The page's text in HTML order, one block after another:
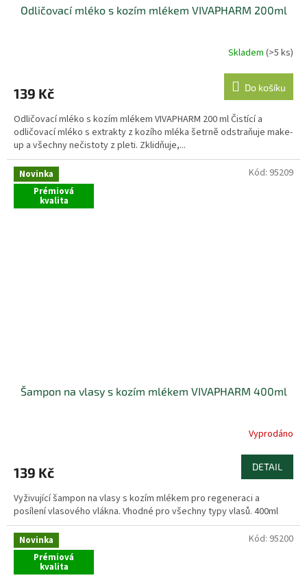
Odličovací mléko s kozím mlékem VIVAPHARM 200ml
Skladem (>5 ks)
139 Kč Do košíku
Odličovací mléko s kozím mlékem VIVAPHARM 200 ml Čistící a
odličovací mléko s extrakty z kozího mléka šetrně odstraňuje make-
up a všechny nečistoty z pleti. Zklidňuje,...
Novinka
Prémiová
kvalita
Šampon na vlasy s kozím mlékem VIVAPHARM 400ml
Vyprodáno
139 Kč DETAIL
Vyživující šampon na vlasy s kozím mlékem pro regeneraci a
posílení vlasového vlákna. Vhodné pro všechny typy vlasů. 400ml
Kód: 95209
Novinka
Prémiová
kvalita
Kód: 95200